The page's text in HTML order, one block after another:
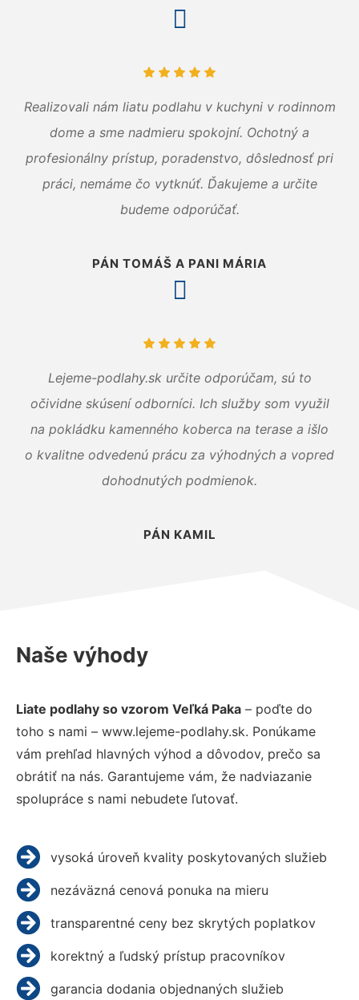
Realizovali nám liatu podlahu v kuchyni v rodinnom
dome a sme nadmieru spokojní. Ochotný a
profesionálny prístup, poradenstvo, dôslednosť pri
práci, nemáme čo vytknúť. Ďakujeme a určite
budeme odporúčať.
PÁN TOMÁŠ A PANI MÁRIA
Lejeme-podlahy.sk určite odporúčam, sú to
očividne skúsení odborníci. Ich služby som využil
na pokládku kamenného koberca na terase a išlo
o kvalitne odvedenú prácu za výhodných a vopred
dohodnutých podmienok.
PÁN KAMIL
Naše výhody
Liate podlahy so vzorom Veľká Paka – poďte do
toho s nami – www.lejeme-podlahy.sk. Ponúkame
vám prehľad hlavných výhod a dôvodov, prečo sa
obrátiť na nás. Garantujeme vám, že nadviazanie
spolupráce s nami nebudete ľutovať.
vysoká úroveň kvality poskytovaných služieb
nezáväzná cenová ponuka na mieru
transparentné ceny bez skrytých poplatkov
korektný a ľudský prístup pracovníkov
garancia dodania objednaných služieb